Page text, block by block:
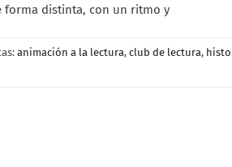
forma distinta, con un ritmo y
animación a la lectura, club de lectura,